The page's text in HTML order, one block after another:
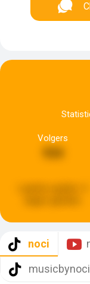
Volgers
noci
musicbynoci